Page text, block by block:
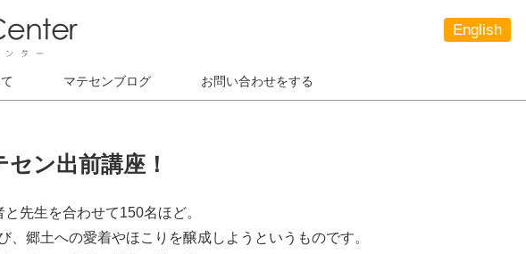
English
マテセンブログ お問い合わせをする
ン出前講座！
先生を合わせて150名ほど。
郷土への愛着やほこりを醸成しようというものです。